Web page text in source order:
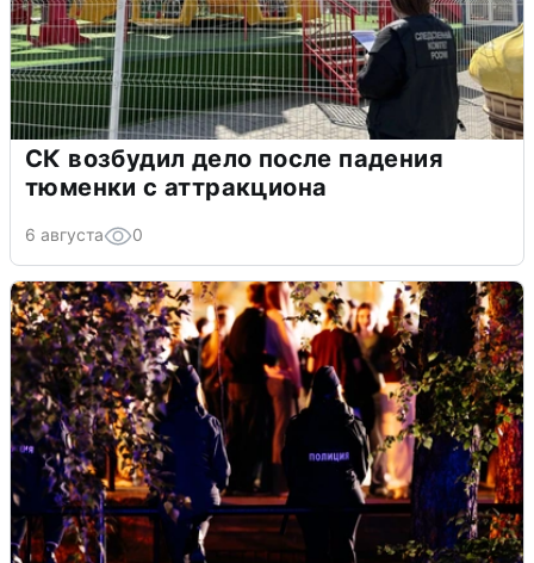
СК возбудил дело после падения
тюменки с аттракциона
6 августа 0